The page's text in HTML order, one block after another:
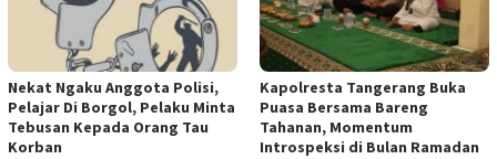
Nekat Ngaku Anggota Polisi,
Pelajar Di Borgol, Pelaku Minta
Tebusan Kepada Orang Tau
Korban
Kapolresta Tangerang Buka
Puasa Bersama Bareng
Tahanan, Momentum
Introspeksi di Bulan Ramadan